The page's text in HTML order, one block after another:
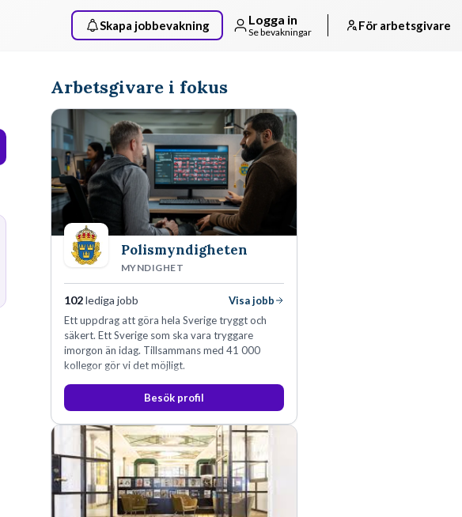
Skapa jobbevakning Logga in
Se bevakningar För arbetsgivare
Arbetsgivare i fokus
Polismyndigheten
MYNDIGHET
102lediga jobb
Visa jobb
Ett uppdrag att göra hela Sverige tryggt och
säkert. Ett Sverige som ska vara tryggare
imorgon än idag. Tillsammans med 41 000
kollegor gör vi det möjligt.
Besök profil